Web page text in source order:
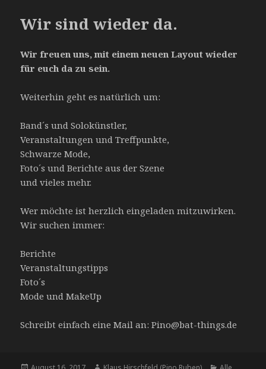
Wir sind wieder da.
Wir freuen uns, mit einem neuen Layout wieder
für euch da zu sein.
Weiterhin geht es natürlich um:
Band´s und Solokünstler,
Veranstaltungen und Treffpunkte,
Schwarze Mode,
Foto´s und Berichte aus der Szene
und vieles mehr.
Wer möchte ist herzlich eingeladen mitzuwirken.
Wir suchen immer:
Berichte
Veranstaltungstipps
Foto´s
Mode und MakeUp
Schreibt einfach eine Mail an: Pino@bat-things.de